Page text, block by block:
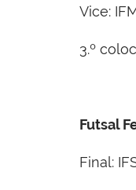
Vice:
3.º
Futsal
Final: